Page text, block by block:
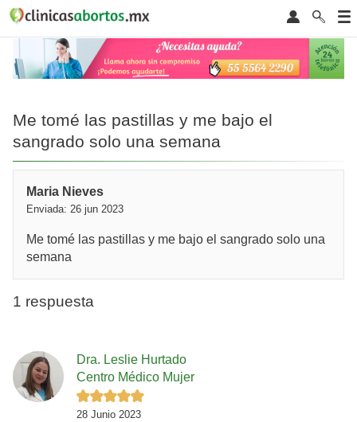
Me tomé las pastillas y me bajo el
sangrado solo una semana
Maria Nieves
Enviada: 26 jun 2023
Me tomé las pastillas y me bajo el sangrado solo una
semana
1 respuesta
Dra. Leslie Hurtado
Centro Médico Mujer
28 Junio 2023